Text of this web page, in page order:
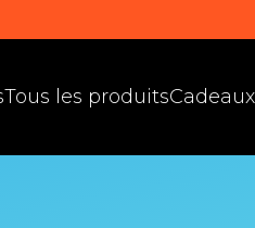
Tous les produits